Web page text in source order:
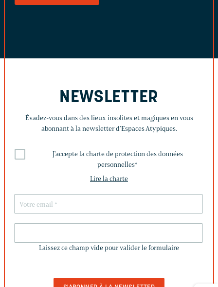
NEWSLETTER
Évadez-vous dans des lieux insolites et magiques en vous
abonnant à la newsletter d’Espaces Atypiques.
J'accepte la charte de protection des données
personnelles*
Lire la charte
CHAMP
Laissez ce champ vide pour valider le formulaire